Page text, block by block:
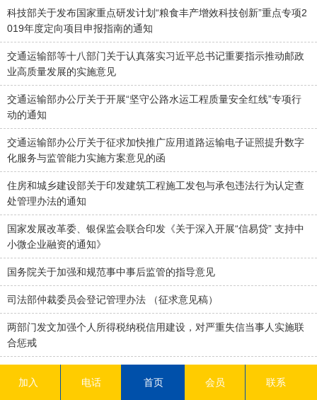
科技部关于发布国家重点研发计划“粮食丰产增效科技创新”重点专项2
019年度定向项目申报指南的通知
交通运输部等十八部门关于认真落实习近平总书记重要指示推动邮政
业高质量发展的实施意见
交通运输部办公厅关于开展“坚守公路水运工程质量安全红线”专项行
动的通知
交通运输部办公厅关于征求加快推广应用道路运输电子证照提升数字
化服务与监管能力实施方案意见的函
住房和城乡建设部关于印发建筑工程施工发包与承包违法行为认定查
处管理办法的通知
国家发展改革委、银保监会联合印发《关于深入开展“信易贷” 支持中
小微企业融资的通知》
国务院关于加强和规范事中事后监管的指导意见
司法部仲裁委员会登记管理办法 （征求意见稿）
两部门发文加强个人所得税纳税信用建设，对严重失信当事人实施联
合惩戒
加入 电话 首页 会员 联系